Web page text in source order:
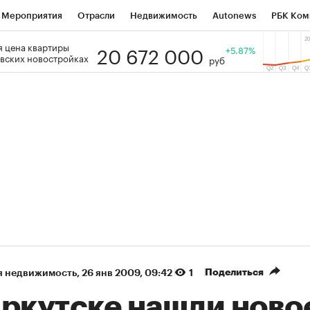
Мероприятия Отрасли Недвижимость Autonews РБК
РБК Образование Тренды
цена квартиры
новостройках
20 672 000 руб
+5.87%
недвижимость⁠, 26 янв 2009, 09:42 1 Поделиться